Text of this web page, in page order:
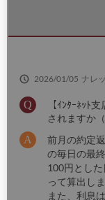
2026/01/05 ナレ
【ｲﾝﾀｰﾈｯﾄ
されますか（
前月の約定
の毎日の最
100円とし
って算出しま
また、利息